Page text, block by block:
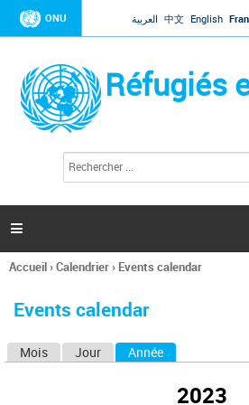
Jump to navigation
ONU العربية 中文 English
Réfugiés
l
c
h
e

Vous
ici
Accueil›Calendrier› Events calendar
Events calendar
Mois Jour Année
2023